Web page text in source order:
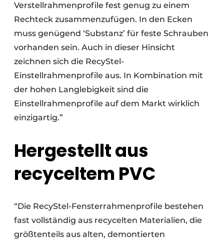
Verstellrahmenprofile fest genug zu einem
Rechteck zusammenzufügen. In den Ecken
muss genügend ‘Substanz’ für feste Schrauben
vorhanden sein. Auch in dieser Hinsicht
zeichnen sich die RecyStel-
Einstellrahmenprofile aus. In Kombination mit
der hohen Langlebigkeit sind die
Einstellrahmenprofile auf dem Markt wirklich
einzigartig.”
Hergestellt aus
recyceltem PVC
“Die RecyStel-Fensterrahmenprofile bestehen
fast vollständig aus recycelten Materialien, die
größtenteils aus alten, demontierten